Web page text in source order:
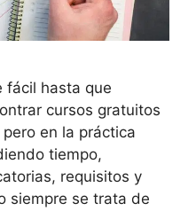
fácil hasta que
cursos gratuitos
en la práctica
tiempo,
requisitos y
siempre se trata de